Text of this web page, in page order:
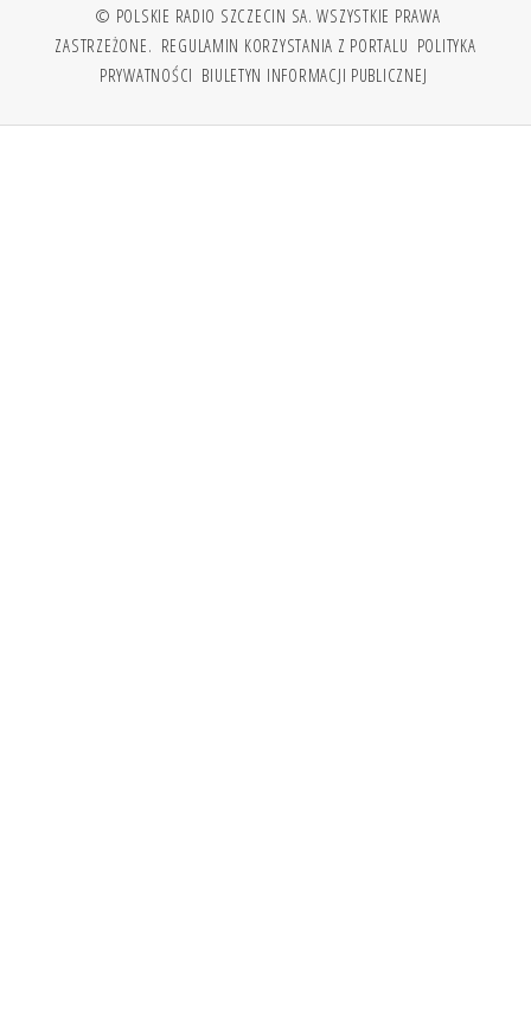
© POLSKIE RADIO SZCZECIN SA. WSZYSTKIE PRAWA
ZASTRZEŻONE. REGULAMIN KORZYSTANIA Z PORTALU POLITYKA
PRYWATNOŚCI BIULETYN INFORMACJI PUBLICZNEJ